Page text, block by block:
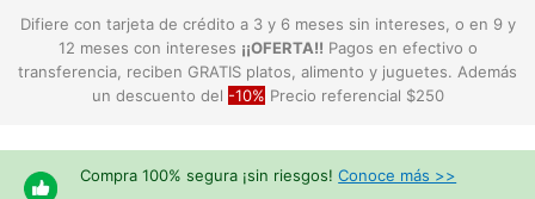
Difiere con tarjeta de crédito a 3 y 6 meses sin intereses, o en 9 y
12 meses con intereses ¡¡OFERTA!! Pagos en efectivo o
transferencia, reciben GRATIS platos, alimento y juguetes. Además
un descuento del -10% Precio referencial $250
Compra 100% segura ¡sin riesgos!Conoce más >>